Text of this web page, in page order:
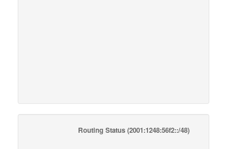
Routing Status(2001:1248:56f2::/48)